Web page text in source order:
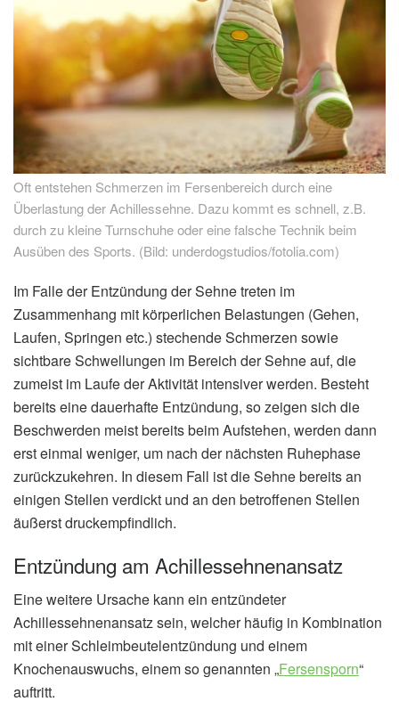
Oft entstehen Schmerzen im Fersenbereich durch eine
Überlastung der Achillessehne. Dazu kommt es schnell, z.B.
durch zu kleine Turnschuhe oder eine falsche Technik beim
Ausüben des Sports. (Bild: underdogstudios/fotolia.com)
Im Falle der Entzündung der Sehne treten im
Zusammenhang mit körperlichen Belastungen (Gehen,
Laufen, Springen etc.) stechende Schmerzen sowie
sichtbare Schwellungen im Bereich der Sehne auf, die
zumeist im Laufe der Aktivität intensiver werden. Besteht
bereits eine dauerhafte Entzündung, so zeigen sich die
Beschwerden meist bereits beim Aufstehen, werden dann
erst einmal weniger, um nach der nächsten Ruhephase
zurückzukehren. In diesem Fall ist die Sehne bereits an
einigen Stellen verdickt und an den betroffenen Stellen
äußerst druckempfindlich.
Entzündung am Achillessehnenansatz
Eine weitere Ursache kann ein entzündeter
Achillessehnenansatz sein, welcher häufig in Kombination
mit einer Schleimbeutelentzündung und einem
Knochenauswuchs, einem so genannten „Fersensporn“
auftritt.